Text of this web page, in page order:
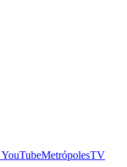
YouTubeMetrópolesTV